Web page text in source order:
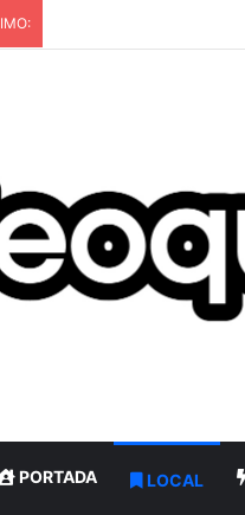
PORTADA LOCAL